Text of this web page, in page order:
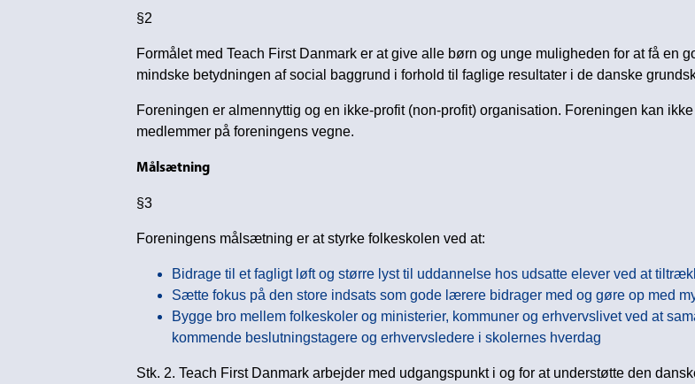
§2
Formålet med Teach First Danmark er at give alle børn og unge muligheden for at få en
mindske betydningen af social baggrund i forhold til faglige resultater i de danske
Foreningen er almennyttig og en ikke-profit (non-profit) organisation. Foreningen kan
medlemmer på foreningens vegne.
Målsætning
§3
Foreningens målsætning er at styrke folkeskolen ved at:
Bidrage til et fagligt løft og større lyst til uddannelse hos udsatte elever ved at
Sætte fokus på den store indsats som gode lærere bidrager med og gøre op med
Bygge bro mellem folkeskoler og ministerier, kommuner og erhvervslivet ved at
kommende beslutningstagere og erhvervsledere i skolernes hverdag
Stk. 2. Teach First Danmark arbejder med udgangspunkt i og for at understøtte den